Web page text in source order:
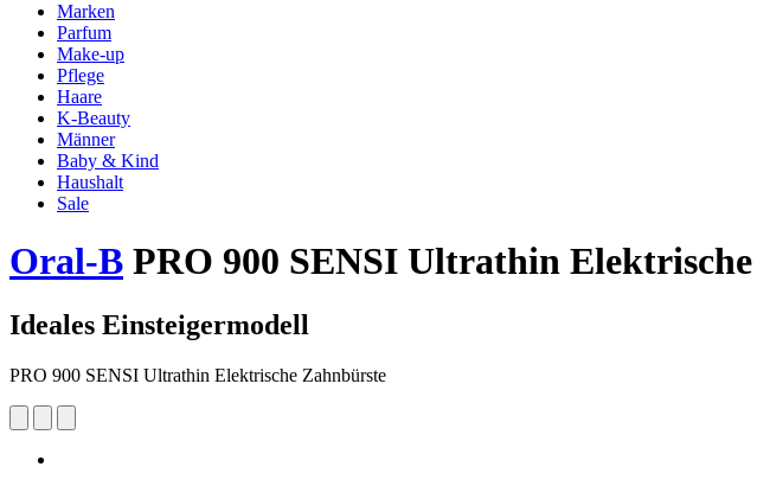
Marken
Parfum
Make-up
Pflege
Haare
K-Beauty
Männer
Baby & Kind
Haushalt
Sale
Oral-B PRO 900 SENSI Ultrathin
Ideales Einsteigermodell
PRO 900 SENSI Ultrathin Elektrische Zahnbürste